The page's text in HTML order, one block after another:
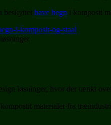
beskyttet have hegn i komposit
løsninger, hvor der tænkt
materialer fra